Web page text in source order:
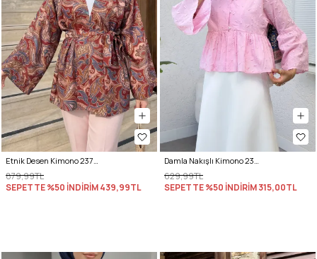
Etnik Desen Kimono 23751 - BORDO
879,99TL
SEPETTE %50 İNDİRİM439,99TL
Damla Nakışlı Kimono 2368 - PEMBE
629,99TL
SEPETTE %50 İNDİRİM315,00TL